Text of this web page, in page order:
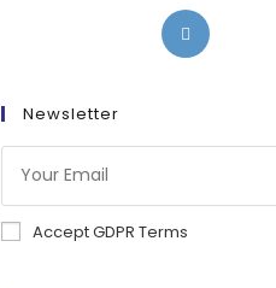
Newsletter
Accept GDPR Terms